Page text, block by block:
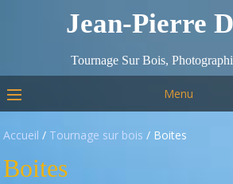
Jean-Pierre
Tournage Sur Bois,
Menu
Accueil / Tournage sur bois / Boites
Boites